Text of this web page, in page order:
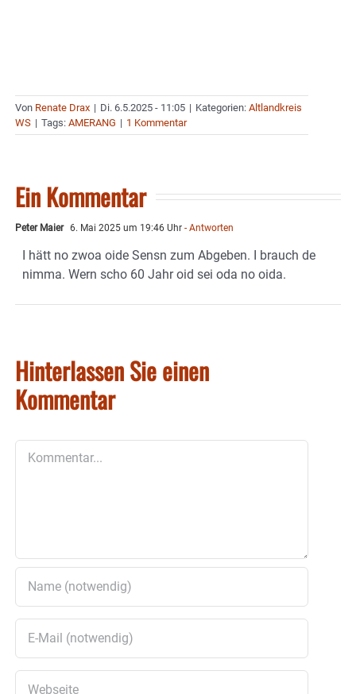
Von Renate Drax | Di. 6.5.2025 - 11:05 | Kategorien: Altlandkreis
WS | Tags: AMERANG | 1 Kommentar
Ein Kommentar
Peter Maier 6. Mai 2025 um 19:46 Uhr - Antworten
I hätt no zwoa oide Sensn zum Abgeben. I brauch de
nimma. Wern scho 60 Jahr oid sei oda no oida.
Hinterlassen Sie einen
Kommentar